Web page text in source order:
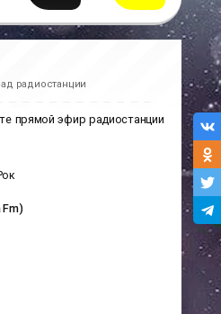
радиостанции
прямой эфир радиостанции
Fm)